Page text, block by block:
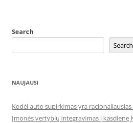
Search
Search
NAUJAUSI
Kodėl auto supirkimas yra
Įmonės vertybių integravimas į kasdienę